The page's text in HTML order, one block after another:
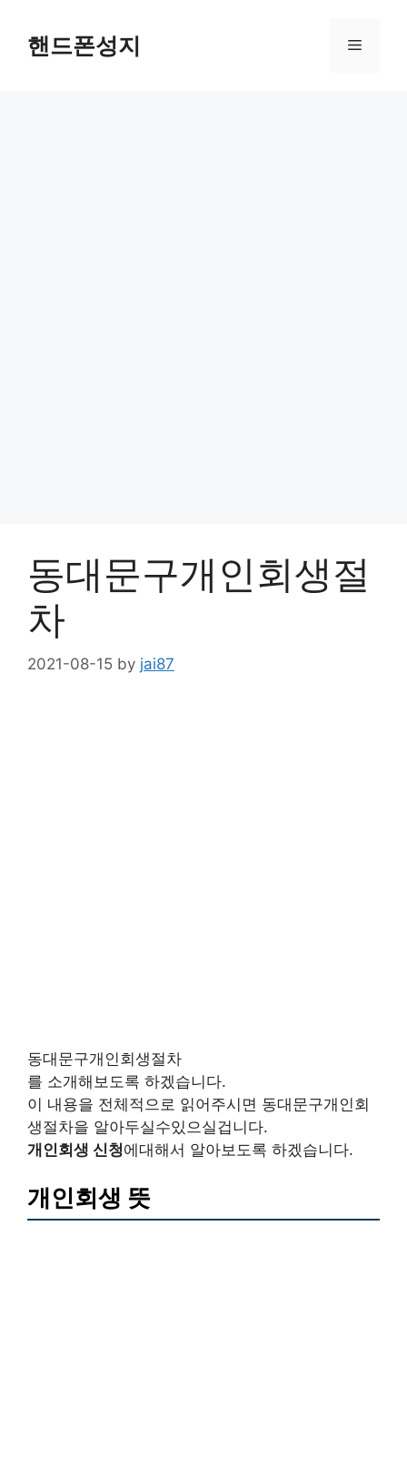
content핸드폰성지 Menu
동대문구개인회생절
차
2021-08-15 by jai87
동대문구개인회생절차
를 소개해보도록 하겠습니다.
이 내용을 전체적으로 읽어주시면 동대문구개인회
생절차을 알아두실수있으실겁니다.
개인회생 신청에대해서 알아보도록 하겠습니다.
개인회생 뜻